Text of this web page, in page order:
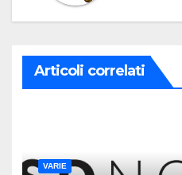
Articoli correlati
VARIE